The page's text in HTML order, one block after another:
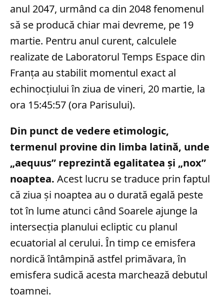
anul 2047, urmând ca din 2048 fenomenul
să se producă chiar mai devreme, pe 19
martie. Pentru anul curent, calculele
realizate de Laboratorul Temps Espace din
Franța au stabilit momentul exact al
echinocțiului în ziua de vineri, 20 martie, la
ora 15:45:57 (ora Parisului).
Din punct de vedere etimologic,
termenul provine din limba latină, unde
„aequus” reprezintă egalitatea și „nox”
noaptea. Acest lucru se traduce prin faptul
că ziua și noaptea au o durată egală peste
tot în lume atunci când Soarele ajunge la
intersecția planului ecliptic cu planul
ecuatorial al cerului. În timp ce emisfera
nordică întâmpină astfel primăvara, în
emisfera sudică acesta marchează debutul
toamnei.